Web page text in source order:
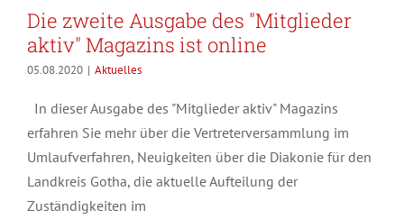
Die zweite Ausgabe des "Mitglieder
aktiv" Magazins ist online
05.08.2020 | Aktuelles
In dieser Ausgabe des "Mitglieder aktiv" Magazins
erfahren Sie mehr über die Vertreterversammlung im
Umlaufverfahren, Neuigkeiten über die Diakonie für den
Landkreis Gotha, die aktuelle Aufteilung der
Zuständigkeiten im